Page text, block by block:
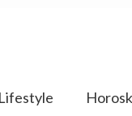
Lifestyle